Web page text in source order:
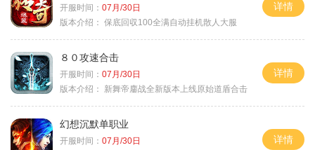
开服时间： 07月/30日
版本介绍： 保底回収100全满自动挂机散人大服
详情
８０攻速合击
开服时间： 07月/30日
版本介绍：
新舞帝鏖战全新版本上线原始道盾合击
详情
幻想沉默单职业
开服时间： 07月/30日
详情